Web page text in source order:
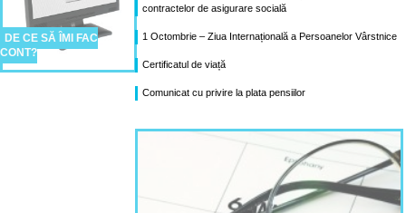
DE CE SĂ ÎMI FAC
CONT?
contractelor de asigurare socială
1 Octombrie – Ziua Internațională a Persoanelor Vârstnice
Certificatul de viață
Comunicat cu privire la plata pensiilor